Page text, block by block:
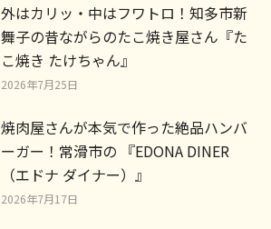
外はカリッ・中はフワトロ！知多市新
舞子の昔ながらのたこ焼き屋さん『た
こ焼き たけちゃん』
2026年7月25日
焼肉屋さんが本気で作った絶品ハンバ
ーガー！常滑市の 『EDONA DINER
（エドナ ダイナー）』
2026年7月17日